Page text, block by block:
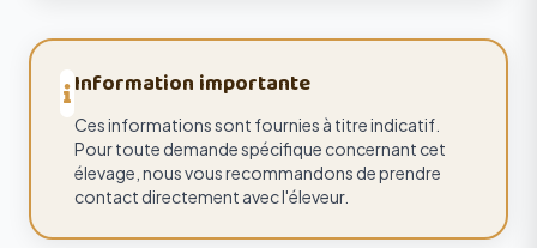
Information importante
Ces informations sont fournies à titre indicatif.
Pour toute demande spécifique concernant cet
élevage, nous vous recommandons de prendre
contact directement avec l'éleveur.